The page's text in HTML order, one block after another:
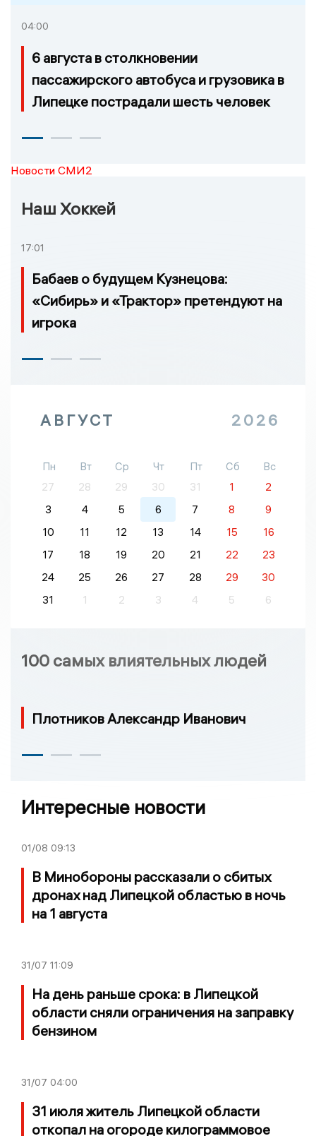
04:00
6 августа в столкновении
пассажирского автобуса и грузовика в
Липецке пострадали шесть человек
Новости СМИ2
Наш Хоккей
17:01
Бабаев о будущем Кузнецова:
«Сибирь» и «Трактор» претендуют на
игрока
АВГУСТ 2026
Пн Вт Ср Чт Пт Сб
Вс
27
28 29 30 31 1
2
3
4 5 6 7 8
9
10
11 12 13 14 15
16
17
18 19 20 21 22
23
24
25 26 27 28 29
30
31
1 2 3 4 5 6
100 самых влиятельных людей
Плотников Александр Иванович
Интересные новости
01/08 09:13
В Минобороны рассказали о сбитых
дронах над Липецкой областью в ночь
на 1 августа
31/07 11:09
На день раньше срока: в Липецкой
области сняли ограничения на заправку
бензином
31/07 04:00
31 июля житель Липецкой области
откопал на огороде килограммовое